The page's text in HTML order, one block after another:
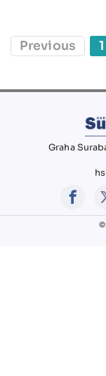
Previous 1
Graha